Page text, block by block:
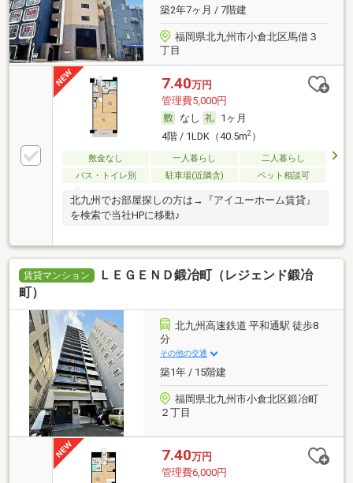
築2年7ヶ月 / 7階建
福岡県北九州市小倉北区馬借３
丁目
7.40万円
管理費5,000円
なし
1ヶ月
4階 / 1LDK（40.5m2）
敷金なし 一人暮らし
二人暮らし
バス・トイレ別
駐車場(近隣含) ペット相談可
北九州でお部屋探しの方は→『アイユーホーム賃貸』
を検索で当社HPに移動♪
賃貸マンション
ＬＥＧＥＮＤ鍛冶町（レジェンド鍛冶
町）
北九州高速鉄道 平和通駅 徒歩8
分
その他の交通
築1年 / 15階建
福岡県北九州市小倉北区鍛冶町
２丁目
7.40万円
管理費6,000円